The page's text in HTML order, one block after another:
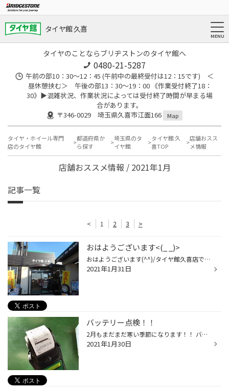
タイヤ館 久喜
タイヤのことならブリヂストンのタイヤ館へ
0480-21-5287
午前の部10：30～12：45 (午前中の最終受付は12：15です) ＜
昼休憩挟む＞ 午後の部13：30～19：00 《作業受付終了18：
30》▶︎混雑状況、作業状況によっては受付終了時間が早まる場
合があります。
〒346-0029 埼玉県久喜市江面166
Map
タイヤ・ホイール専門
店のタイヤ館
都道府県か
ら探す
埼玉県のタ
イヤ館
タイヤ館 久
喜TOP
店舗おスス
メ情報
店舗おススメ情報 / 2021年1月
記事一覧
< 1 2 3 >
おはようございます<(_ _)>
おはようございます(^^)/タイヤ館久喜店です！！ 1月も本日最終日となりました。 1月アッ！！っという間に過ぎてしまいましたね( ;∀;) 当店は寒さにも負けず元気に営業致します(^^)/ ぜひぜひ ご来店お待ちしております。
2021年1月31日
バッテリー点検！！
2月もまだまだ寒い季節になります！！ バッテリーは何年使用してますか？ 最近のバッテリーは年数たっているバッテリーは さっきまでは普通にかかっていたのに・・・ 急にバッテリー上がってしまうこともあります( ﾟДﾟ) そうなる前にまずは点検してみてください(^^)/ 無料安全点検実施中です(^O^)／
2021年1月30日